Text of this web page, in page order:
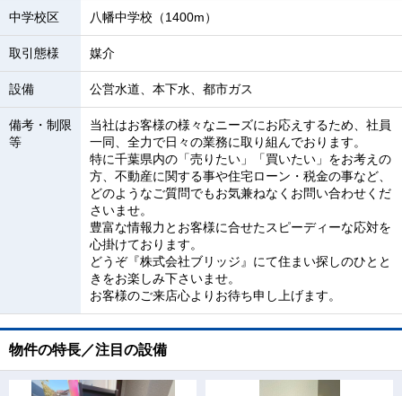
中学校区 八幡中学校（1400m）
取引態様 媒介
設備 公営水道、本下水、都市ガス
備考・制限
等
当社はお客様の様々なニーズにお応えするため、社員
一同、全力で日々の業務に取り組んでおります。
特に千葉県内の「売りたい」「買いたい」をお考えの
方、不動産に関する事や住宅ローン・税金の事など、
どのようなご質問でもお気兼ねなくお問い合わせくだ
さいませ。
豊富な情報力とお客様に合せたスピーディーな応対を
心掛けております。
どうぞ『株式会社ブリッジ』にて住まい探しのひとと
きをお楽しみ下さいませ。
お客様のご来店心よりお待ち申し上げます。
物件の特長／注目の設備